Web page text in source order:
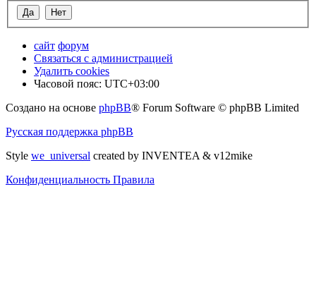
сайт форум
Связаться с администрацией
Удалить cookies
Часовой пояс: UTC+03:00
Создано на основе phpBB® Forum Software © phpBB Limited
Русская поддержка phpBB
Style we_universal created by INVENTEA & v12mike
Конфиденциальность Правила